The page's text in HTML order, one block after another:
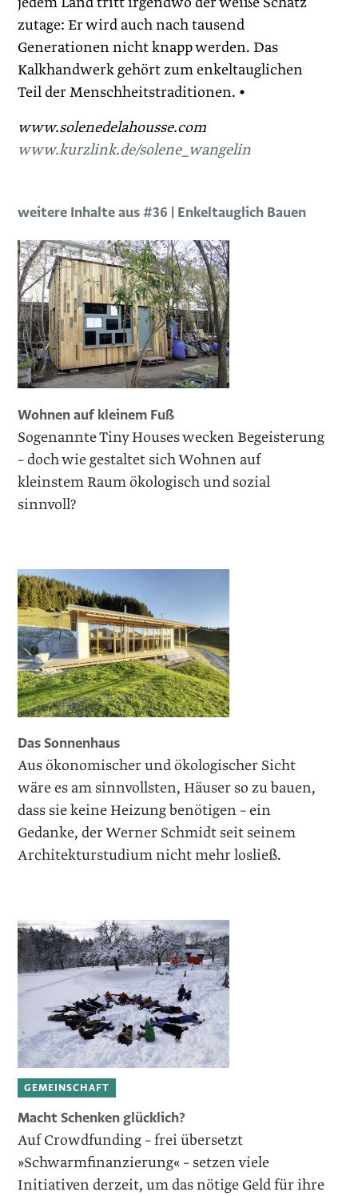
zutage: Er wird auch nach tausend
Generationen nicht knapp werden. Das
Kalkhandwerk gehört zum enkeltauglichen
Teil der Menschheitstraditionen. •
www.solenedelahousse.com
www.kurzlink.de/solene_wangelin
weitere Inhalte aus #36 | Enkeltauglich Bauen
Wohnen auf kleinem Fuß
Sogenannte Tiny Houses wecken Begeisterung
– doch wie gestaltet sich Wohnen auf
kleinstem Raum ökologisch und sozial
sinnvoll?
Das Sonnenhaus
Aus ökonomischer und ökologischer Sicht
wäre es am sinnvollsten, Häuser so zu bauen,
dass sie keine ­Heizung benötigen – ein
Gedanke, der Werner Schmidt seit seinem
Architekturstudium nicht mehr losließ.
GEMEINSCHAFT
Macht Schenken glücklich?
Auf Crowdfunding – frei übersetzt
»Schwarmfinanzierung« – setzen viele
Initiativen derzeit, um das nötige Geld für ihre